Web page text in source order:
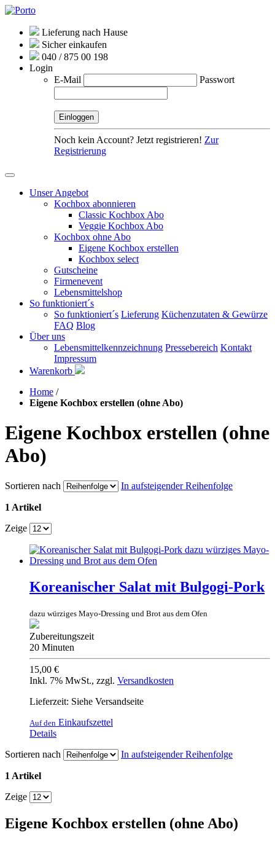
Lieferung nach Hause
Sicher einkaufen
040 / 875 00 198
Login
E-Mail
Passwort
Noch kein Account? Jetzt registrieren! Zur
Registrierung
Unser Angebot
Kochbox abonnieren
Classic Kochbox Abo
Veggie Kochbox Abo
Kochbox ohne Abo
Eigene Kochbox erstellen
Kochbox select
Gutscheine
Firmenevent
Lebensmittelshop
So funktioniert´s
So funktioniert´s Lieferung Küchenzutaten & Gewürze
FAQ Blog
Über uns
Lebensmittelkennzeichnung Pressebereich Kontakt
Impressum
Warenkorb
Home /
Eigene Kochbox erstellen (ohne Abo)
Eigene Kochbox erstellen (ohne
Abo)
Sortieren nach In aufsteigender Reihenfolge
1 Artikel
Zeige
Koreanischer Salat mit Bulgogi-Pork
dazu würziges Mayo-Dressing und Brot aus dem Ofen
Zubereitungszeit
20 Minuten
15,00 €
Inkl. 7% MwSt., zzgl. Versandkosten
Lieferzeit: Siehe Versandseite
Auf den Einkaufszettel
Details
Sortieren nach
In aufsteigender Reihenfolge
1 Artikel
Zeige
Eigene Kochbox erstellen (ohne Abo)